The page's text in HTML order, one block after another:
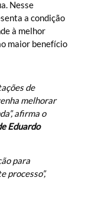
Nesse
a condição
à melhor
maior benefício
de
melhorar
afirma o
Eduardo
para
processo”,